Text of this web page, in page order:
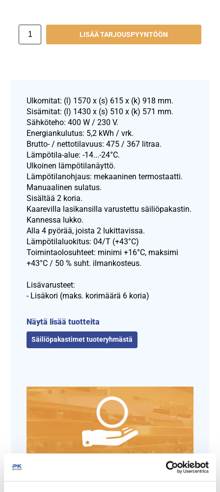
LISÄÄ TARJOUSPYYNTÖÖN
Ulkomitat: (l) 1570 x (s) 615 x (k) 918 mm.
Sisämitat: (l) 1430 x (s) 510 x (k) 571 mm.
Sähköteho: 400 W / 230 V.
Energiankulutus: 5,2 kWh / vrk.
Brutto- / nettotilavuus: 475 / 367 litraa.
Lämpötila-alue: -14...-24°C.
Ulkoinen lämpötilanäyttö.
Lämpötilanohjaus: mekaaninen termostaatti.
Manuaalinen sulatus.
Sisältää 2 koria.
Kaarevilla lasikansilla varustettu säiliöpakastin.
Kannessa lukko.
Alla 4 pyörää, joista 2 lukittavissa.
Lämpötilaluokitus: 04/T (+43°C)
Toimintaolosuhteet: minimi +16°C, maksimi
+43°C / 50 % suht. ilmankosteus.
Lisävarusteet:
- Lisäkori (maks. korimäärä 6 koria)
Näytä lisää tuotteita
Säiliöpakastimet tuoteryhmästä
Tämäkin laite sopivasti